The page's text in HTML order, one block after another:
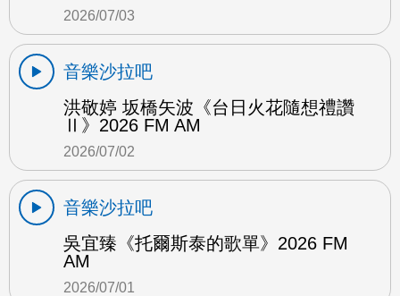
2026/07/03
音樂沙拉吧
洪敬婷 坂橋矢波《台日火花隨想禮讚
Ⅱ》2026 FM AM
2026/07/02
音樂沙拉吧
吳宜臻《托爾斯泰的歌單》2026 FM
AM
2026/07/01